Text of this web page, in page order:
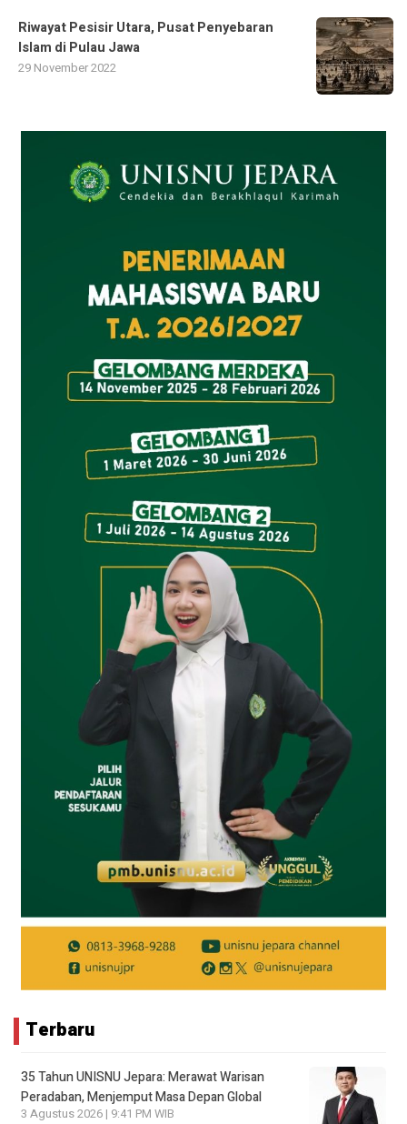
Riwayat Pesisir Utara, Pusat Penyebaran
Islam di Pulau Jawa
29 November 2022
Terbaru
35 Tahun UNISNU Jepara: Merawat Warisan
Peradaban, Menjemput Masa Depan Global
3 Agustus 2026 | 9:41 PM WIB